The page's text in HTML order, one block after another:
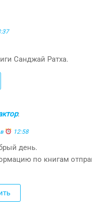
Санджай Ратха.
:
12:58
день.
по книгам